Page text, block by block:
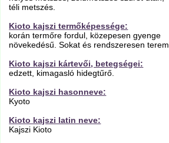
téli metszés.
Kioto kajszi termőképessége:
korán termőre fordul, közepesen gyenge
növekedésű. Sokat és rendszeresen terem.
Kioto kajszi kártevői, betegségei:
edzett, kimagasló hidegtűrő.
Kioto kajszi hasonneve:
Kyoto
Kioto kajszi latin neve:
Kajszi Kioto